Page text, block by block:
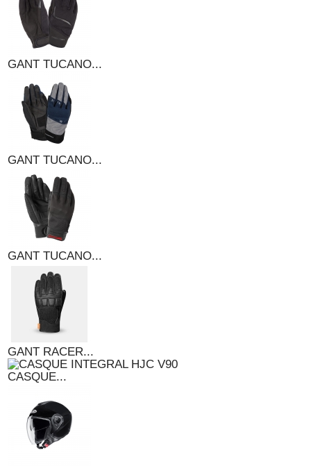
GANT TUCANO...
GANT TUCANO...
GANT TUCANO...
GANT RACER...
CASQUE...